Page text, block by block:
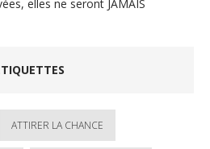
elles ne seront JAMAIS
ATTIRER LA CHANCE